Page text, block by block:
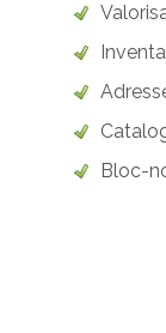
Bloc-